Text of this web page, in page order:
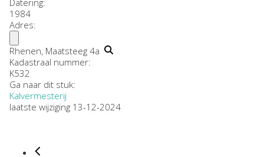
Datering:
1984
Adres:
Rhenen, Maatsteeg 4a
Kadastraal nummer:
K532
Ga naar dit stuk:
Kalvermesterij
laatste wijziging 13-12-2024